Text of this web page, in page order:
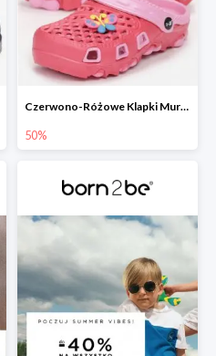
Czerwono-Różowe Klapki Muriguna
50%